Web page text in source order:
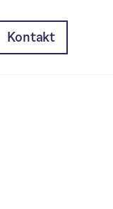
Kontakt